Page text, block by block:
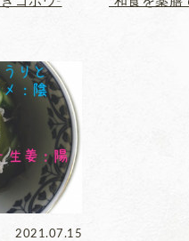
2021.07.15